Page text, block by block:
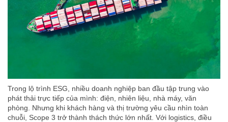
Trong lộ trình ESG, nhiều doanh nghiệp ban đầu tập trung vào
phát thải trực tiếp của mình: điện, nhiên liệu, nhà máy, văn
phòng. Nhưng khi khách hàng và thị trường yêu cầu nhìn toàn
chuỗi, Scope 3 trở thành thách thức lớn nhất. Với logistics, điều